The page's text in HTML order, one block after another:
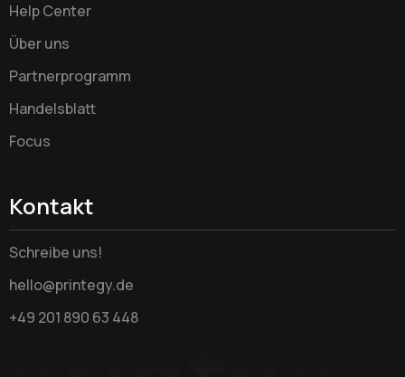
Help Center
Über uns
Partnerprogramm
Handelsblatt
Focus
Kontakt
Schreibe uns!
hello@printegy.de
+49 201 890 63 448